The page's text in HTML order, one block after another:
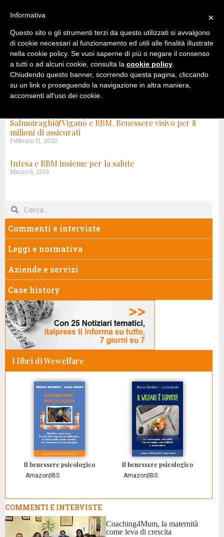
Salmoiraghi&Viganò e RBM. Benessere visivo per 8
milioni di assicurati
Febbraio 11, 2020
Intesa e RBM insieme per la salute
Marzo 6, 2019
Commenti e interviste
Leggi e normativa
Aziende e servizi
Case history
I libri di Wewelfare
Il benessere psicologico
Amazon IBS
Il benessere psicologico
Amazon IBS
COMMENTI E INTERVISTE
Coaching4Mum, la maternità
come leva di crescita
×
Informativa
Questo sito o gli strumenti terzi da questo utilizzati si avvalgono
di cookie necessari al funzionamento ed utili alle finalità illustrate
nella cookie policy. Se vuoi saperne di più o negare il consenso
a tutti o ad alcuni cookie, consulta la cookie policy.
Chiudendo questo banner, scorrendo questa pagina, cliccando
su un link o proseguendo la navigazione in altra maniera,
acconsenti all’uso dei cookie.